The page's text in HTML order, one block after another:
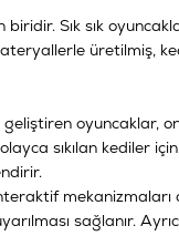
Sık sık
üretilmiş,
oyuncaklar,
sıkılan kediler
sağlanır.